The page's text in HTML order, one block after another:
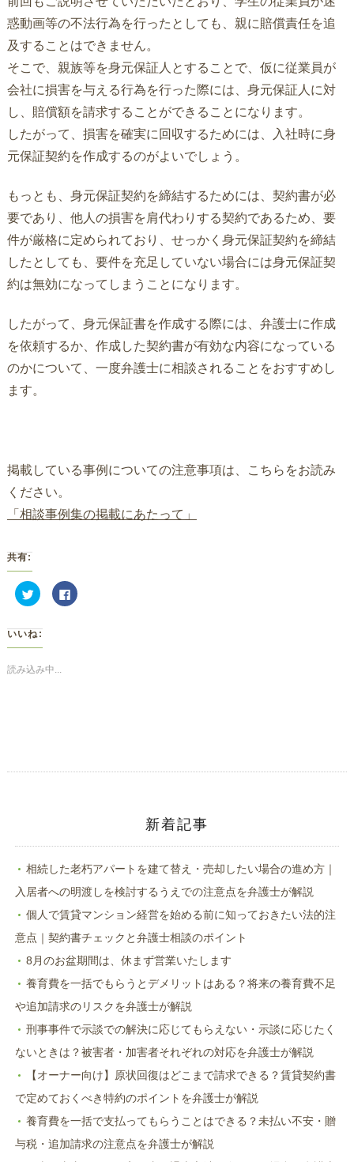
惑動画等の不法行為を行ったとしても、親に賠償責任を追
及することはできません。
そこで、親族等を身元保証人とすることで、仮に従業員が
会社に損害を与える行為を行った際には、身元保証人に対
し、賠償額を請求することができることになります。
したがって、損害を確実に回収するためには、入社時に身
元保証契約を作成するのがよいでしょう。
もっとも、身元保証契約を締結するためには、契約書が必
要であり、他人の損害を肩代わりする契約であるため、要
件が厳格に定められており、せっかく身元保証契約を締結
したとしても、要件を充足していない場合には身元保証契
約は無効になってしまうことになります。
したがって、身元保証書を作成する際には、弁護士に作成
を依頼するか、作成した契約書が有効な内容になっている
のかについて、一度弁護士に相談されることをおすすめし
ます。
掲載している事例についての注意事項は、こちらをお読み
ください。
「相談事例集の掲載にあたって」
共有:
ク
リ
し
て
Twitter
共
有
開
Facebook
で
し
開
ま
す)
いいね:
読み込み中...
新着記事
相続した老朽アパートを建て替え・売却したい場合の進め方｜
入居者への明渡しを検討するうえでの注意点を弁護士が解説
個人で賃貸マンション経営を始める前に知っておきたい法的注
意点｜契約書チェックと弁護士相談のポイント
8月のお盆期間は、休まず営業いたします
養育費を一括でもらうとデメリットはある？将来の養育費不足
や追加請求のリスクを弁護士が解説
刑事事件で示談での解決に応じてもらえない・示談に応じたく
ないときは？被害者・加害者それぞれの対応を弁護士が解説
【オーナー向け】原状回復はどこまで請求できる？賃貸契約書
で定めておくべき特約のポイントを弁護士が解説
養育費を一括で支払ってもらうことはできる？未払い不安・贈
与税・追加請求の注意点を弁護士が解説